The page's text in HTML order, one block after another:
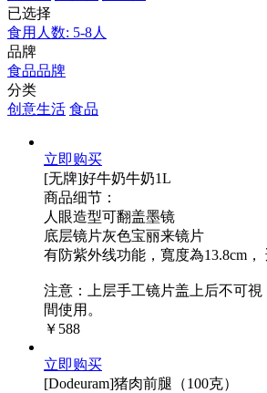
已选择
食用人数: 5-8人
品牌
食品品牌
分类
创意生活 食品
立即购买
[无牌]好牛奶牛奶1L
商品细节：
人眼造型可翻盖墨镜
底层镜片灰色宝丽来镜片
有防紫外线功能，寬度為13.8cm，
注意：上层手工镜片盖上后不可
間使用。
￥588
立即购买
[Dodeuram]猪肉前腿（100克）